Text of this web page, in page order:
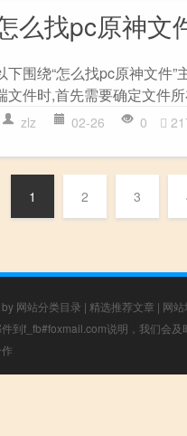
么找pc原神文
下围绕“怎么找pc原神文件
文件时,首先需要确定文件
zlz 02-26 0
1 2 3
网站分类目录 | 精选推荐文章 | 网站
到f_fb#foxmail.com说明，我们会及